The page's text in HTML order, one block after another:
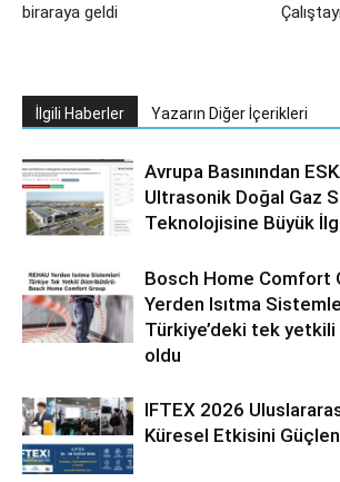
biraraya geldi
İlgili Haberler Yazarın Diğer İçerikleri
Avrupa Basınından
Ultrasonik Doğal Gaz
Teknolojisine Büyük
Bosch Home Comfort
Yerden Isıtma
Türkiye’deki tek
oldu
IFTEX 2026
Küresel Etkisini